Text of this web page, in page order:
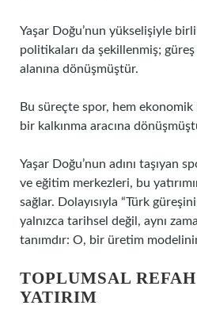
Yaşar Doğu’nun yükselişiyle
politikaları da şekillenmiş;
alanına dönüşmüştür.
Bu süreçte spor, hem
bir kalkınma aracına
Yaşar Doğu’nun adını taşıyan
ve eğitim merkezleri, bu
sağlar. Dolayısıyla “Türk
yalnızca tarihsel değil, aynı
tanımdır: O, bir üretim
TOPLUMSAL
YATIRIM